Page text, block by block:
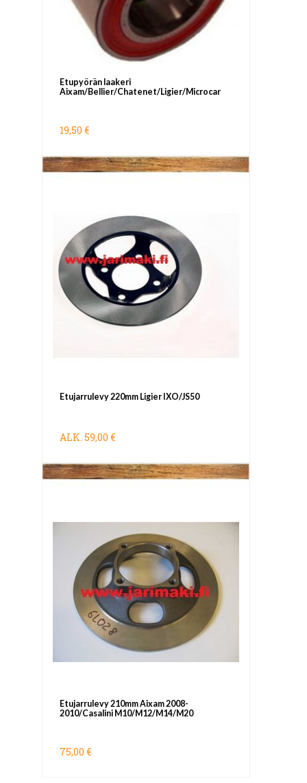
Etupyörän laakeri
Aixam/Bellier/Chatenet/Ligier/Microcar
19,50 €
Etujarrulevy 220mm Ligier IXO/JS50
ALK. 59,00 €
Etujarrulevy 210mm Aixam 2008-
2010/Casalini M10/M12/M14/M20
75,00 €